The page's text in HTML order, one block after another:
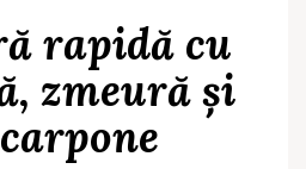
rapidă cu
zmeură și